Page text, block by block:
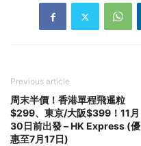
Previous article
周末半價！香港單程飛暹粒
$299、東京/大阪$399！11月
30日前出發 – HK Express (優
惠至7月17日)